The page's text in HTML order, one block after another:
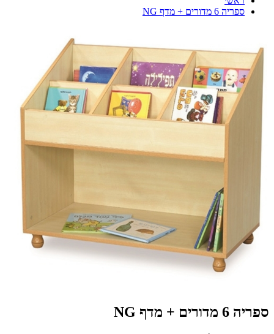
ספריה 6 מדורים + מדף NG
ספריה 6 מדורים + מדף NG